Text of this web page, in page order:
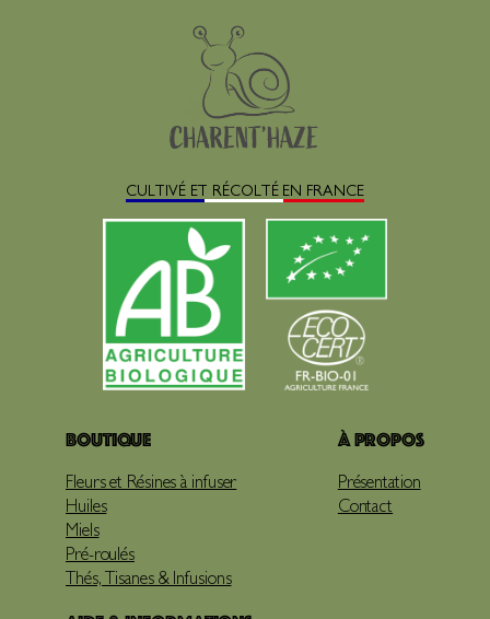
CULTIVÉ ET RÉCOLTÉ EN FRANCE
Boutique
Fleurs et Résines à infuser
Huiles
Miels
Pré-roulés
Thés, Tisanes & Infusions
À propos
Présentation
Contact